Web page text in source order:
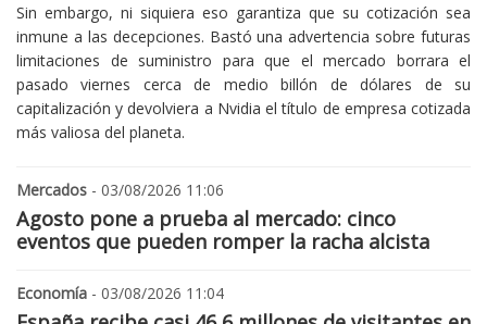
Sin embargo, ni siquiera eso garantiza que su cotización sea
inmune a las decepciones. Bastó una advertencia sobre futuras
limitaciones de suministro para que el mercado borrara el
pasado viernes cerca de medio billón de dólares de su
capitalización y devolviera a Nvidia el título de empresa cotizada
más valiosa del planeta.
Mercados - 03/08/2026 11:06
Agosto pone a prueba al mercado: cinco
eventos que pueden romper la racha alcista
Economía - 03/08/2026 11:04